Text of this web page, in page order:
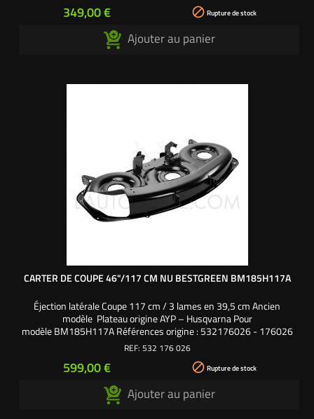
Prix
349,00 €  Rupture de stock
Ajouter au panier
CARTER DE COUPE 46"/117 CM NU BESTGREEN BM185H117A
Éjection latérale Coupe 117 cm / 3 lames en 39,5 cm Ancien
modèle Plateau origine AYP – Husqvarna Pour
modèle BM185H117A Références origine : 532176026 - 176026
REF: 532 176 026
Prix
599,00 €  Rupture de stock
Ajouter au panier